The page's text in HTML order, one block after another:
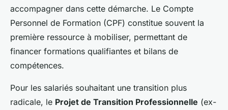
accompagner dans cette démarche. Le Compte
Personnel de Formation (CPF) constitue souvent la
première ressource à mobiliser, permettant de
financer formations qualifiantes et bilans de
compétences.
Pour les salariés souhaitant une transition plus
radicale, le Projet de Transition Professionnelle (ex-